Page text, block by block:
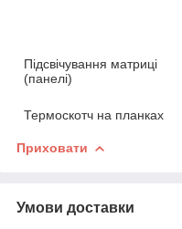
Підсвічування матриці
(панелі)
Термоскотч на планках
Приховати
Умови доставки